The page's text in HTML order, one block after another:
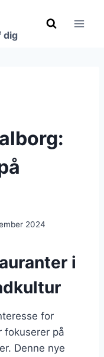
dig
2024
i
for
på
Denne nye